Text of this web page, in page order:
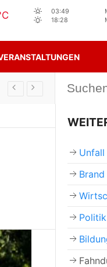
03:49
18:28
Stehbeisl
Unfall
Brand
Politik